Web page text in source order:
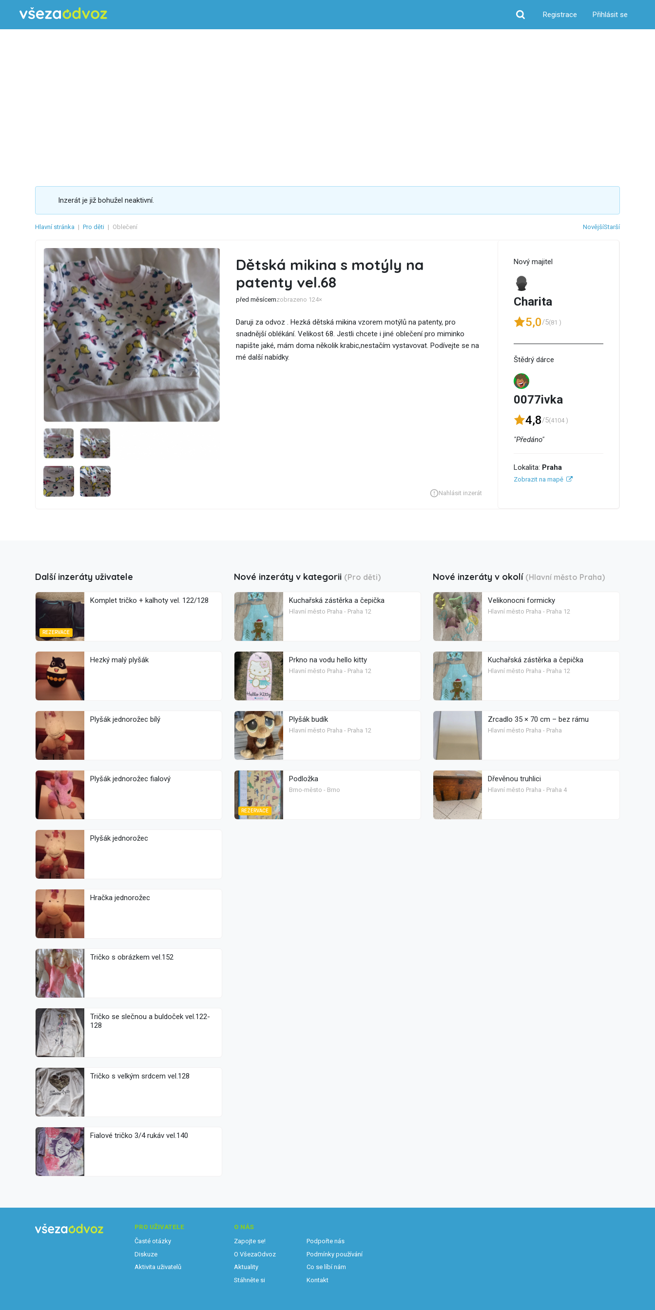
Hledat
Registrace Přihlásit se
Inzerát je již bohužel neaktivní.
Hlavní stránka | Pro děti | Oblečení NovějšíStarší
Dětská mikina s motýly na
patenty vel.68
před měsícemzobrazeno 124×
Daruji za odvoz . Hezká dětská mikina vzorem motýlů na patenty, pro
snadnější oblékání. Velikost 68. Jestli chcete i jiné oblečení pro miminko
napište jaké, mám doma několik krabic,nestačím vystavovat. Podívejte se na
mé další nabídky.
Nahlásit inzerát
Nový majitel
Charita
5,0/5(81 )
Štědrý dárce
0077ivka
4,8/5(4104 )
"Předáno"
Lokalita: Praha
Zobrazit na mapě
Další inzeráty uživatele
REZERVACE
Komplet tričko + kalhoty vel. 122/128
Hezký malý plyšák
Plyšák jednorožec bílý
Plyšák jednorožec fialový
Plyšák jednorožec
Hračka jednorožec
Tričko s obrázkem vel.152
Tričko se slečnou a buldoček vel.122-
128
Tričko s velkým srdcem vel.128
Fialové tričko 3/4 rukáv vel.140
Nové inzeráty v kategorii (Pro děti)
Kuchařská zástěrka a čepička
Hlavní město Praha - Praha 12
Prkno na vodu hello kitty
Hlavní město Praha - Praha 12
Plyšák budík
Hlavní město Praha - Praha 12
REZERVACE
Podložka
Brno-město - Brno
Nové inzeráty v okolí (Hlavní město Praha)
Velikonocni formicky
Hlavní město Praha - Praha 12
Kuchařská zástěrka a čepička
Hlavní město Praha - Praha 12
Zrcadlo 35 × 70 cm – bez rámu
Hlavní město Praha - Praha
Dřevěnou truhlici
Hlavní město Praha - Praha 4
PRO UŽIVATELE
Časté otázky
Diskuze
Aktivita uživatelů
O NÁS
Zapojte se!
O VšezaOdvoz
Aktuality
Stáhněte si
Podpořte nás
Podmínky používání
Co se líbí nám
Kontakt